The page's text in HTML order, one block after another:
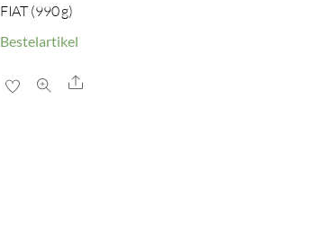
FIAT (990 g)
Bestelartikel
Share